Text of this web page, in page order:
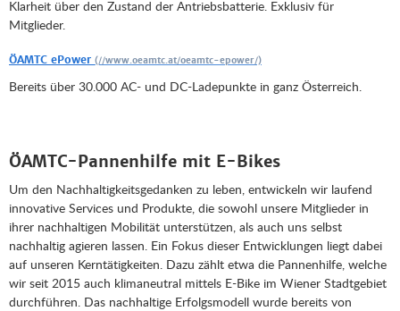
Klarheit über den Zustand der Antriebsbatterie. Exklusiv für
Mitglieder.
ÖAMTC ePower
Bereits über 30.000 AC- und DC-Ladepunkte in ganz Österreich.
ÖAMTC-Pannenhilfe mit E-Bikes
Um den Nachhaltigkeitsgedanken zu leben, entwickeln wir laufend
innovative Services und Produkte, die sowohl unsere Mitglieder in
ihrer nachhaltigen Mobilität unterstützen, als auch uns selbst
nachhaltig agieren lassen. Ein Fokus dieser Entwicklungen liegt dabei
auf unseren Kerntätigkeiten. Dazu zählt etwa die Pannenhilfe, welche
wir seit 2015 auch klimaneutral mittels E-Bike im Wiener Stadtgebiet
durchführen. Das nachhaltige Erfolgsmodell wurde bereits von